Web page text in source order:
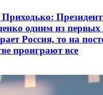
одним из первых
Россия, то на
проиграют все